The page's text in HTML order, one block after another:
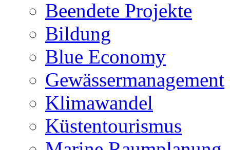
Beendete Projekte
Bildung
Blue Economy
Gewässermanagement
Klimawandel
Küstentourismus